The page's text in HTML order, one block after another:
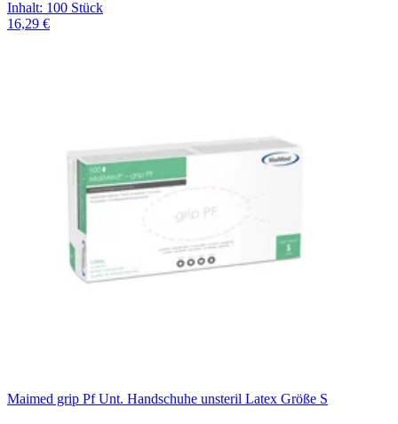
Inhalt: 100 Stück
16,29 €
Maimed grip Pf Unt. Handschuhe unsteril Latex Größe S